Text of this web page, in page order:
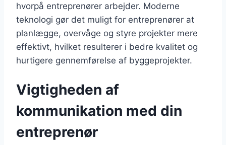
hvorpå entreprenører arbejder. Moderne
teknologi gør det muligt for entreprenører at
planlægge, overvåge og styre projekter mere
effektivt, hvilket resulterer i bedre kvalitet og
hurtigere gennemførelse af byggeprojekter.
Vigtigheden af
kommunikation med din
entreprenør